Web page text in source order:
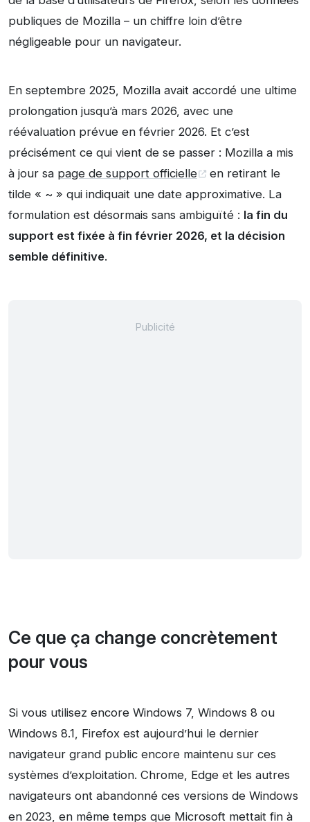
publiques de Mozilla – un chiffre loin d’être
négligeable pour un navigateur.
En septembre 2025, Mozilla avait accordé une ultime
prolongation jusqu’à mars 2026, avec une
réévaluation prévue en février 2026. Et c’est
précisément ce qui vient de se passer : Mozilla a mis
à jour sa page de support officielle
en retirant le
tilde « ~ » qui indiquait une date approximative. La
formulation est désormais sans ambiguïté : la fin du
support est fixée à fin février 2026, et la décision
semble définitive.
Ce que ça change concrètement
pour vous
Si vous utilisez encore Windows 7, Windows 8 ou
Windows 8.1, Firefox est aujourd’hui le dernier
navigateur grand public encore maintenu sur ces
systèmes d’exploitation. Chrome, Edge et les autres
navigateurs ont abandonné ces versions de Windows
en 2023, en même temps que Microsoft mettait fin à